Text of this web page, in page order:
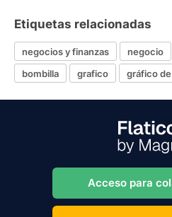
Etiquetas relacionadas
negocios y finanzas negocio
bombilla
grafico gráfico
Acceso para